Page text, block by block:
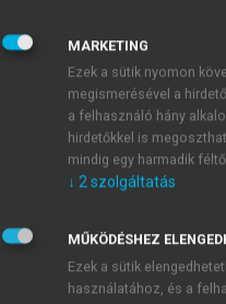
it is important to
Business
Copyright Page
MARKETING
Ezek a sütik nyomon
megismerésével a
a felhasználó hány
hirdetőkkel is
mindig egy harmadik
↓ 2 szolgáltatás
MŰKÖDÉSHEZ
Ezek a sütik
használatához, és a